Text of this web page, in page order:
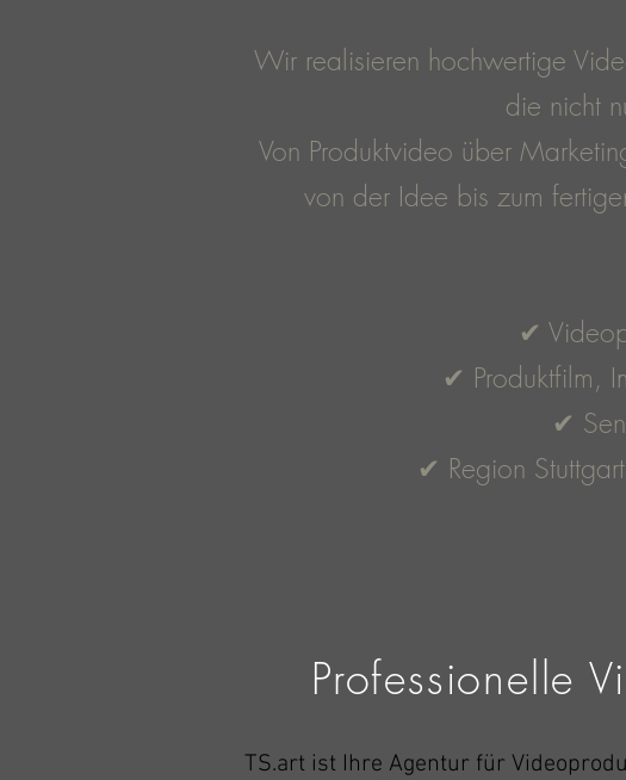
Wir realisieren hochwertige
die nicht
Von Produktvideo über
von der Idee bis zum
✔
✔ Produktfilm,
✔
✔ Region
Professionelle
TS.art ist Ihre Agentur für